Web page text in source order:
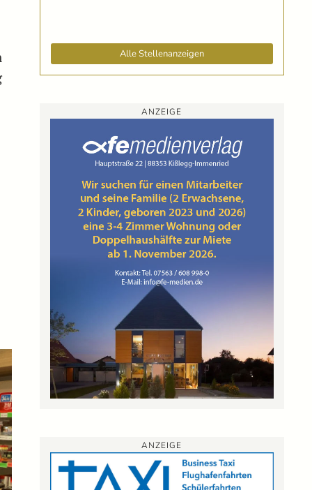
Alle Stellenanzeigen
ANZEIGE
ANZEIGE